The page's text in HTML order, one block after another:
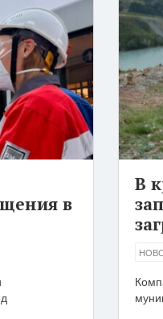
в
В